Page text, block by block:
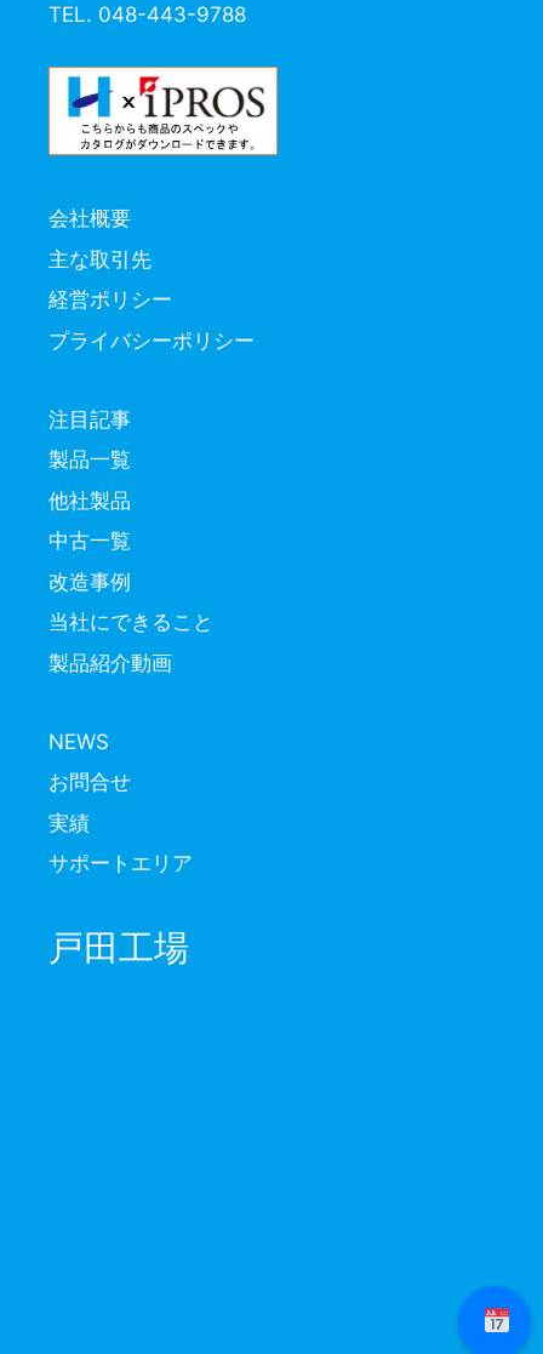
TEL. 048-443-9788
会社概要
主な取引先
経営ポリシー
プライバシーポリシー
注目記事
製品一覧
他社製品
中古一覧
改造事例
当社にできること
製品紹介動画
NEWS
お問合せ
実績
サポートエリア
戸田工場